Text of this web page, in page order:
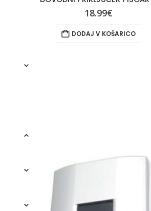
18.99€
DODAJ V KOŠARICO